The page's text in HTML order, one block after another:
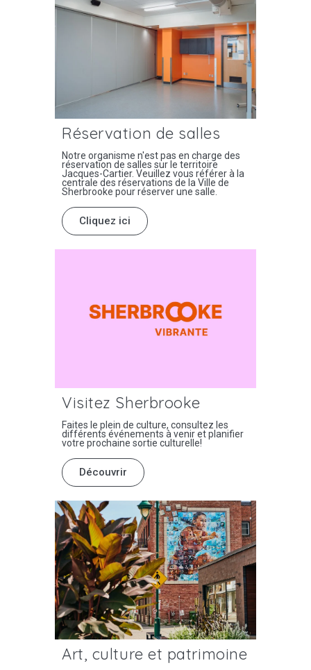
Réservation de salles
Notre organisme n'est pas en charge des
réservation de salles sur le territoire
Jacques-Cartier. Veuillez vous référer à la
centrale des réservations de la Ville de
Sherbrooke pour réserver une salle.
Cliquez ici
Visitez Sherbrooke
Faites le plein de culture, consultez les
différents événements à venir et planifier
votre prochaine sortie culturelle!
Découvrir
Art, culture et patrimoine